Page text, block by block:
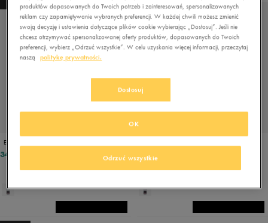
EMPIRE ŚRODEK CZYSZCZĄCY CLEAN KEEPER
34,99 zł 34,99 zł
produktów dopasowanych do Twoich potrzeb i zainteresowań, spersonalizowanych
reklam czy zapamiętywanie wybranych preferencji. W każdej chwili możesz zmienić
swoją decyzję i ustawienia dotyczące plików cookie wybierając „Dostosuj”. Jeśli nie
chcesz otrzymywać spersonalizowanej oferty produktów, dopasowanych do Twoich
preferencji, wybierz „Odrzuć wszystkie”. W celu uzyskania więcej informacji, przeczytaj
naszą
politykę prywatności.
Dostosuj
Odrzuć wszystkie
OK